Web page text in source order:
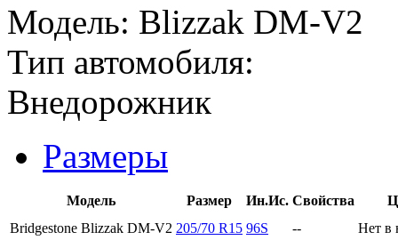
Модель: Blizzak DM-V2
Тип автомобиля:
Внедорожник
Размеры
Модель Размер Ин.Ис. Свойства
Bridgestone Blizzak DM-V2 205/70 R15 96S -- Нет в